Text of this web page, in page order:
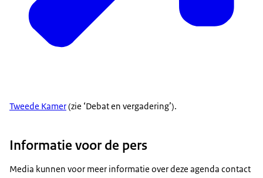
Tweede Kamer(zie ‘Debat en vergadering’).
Informatie voor de pers
Media kunnen voor meer informatie over deze agenda contact